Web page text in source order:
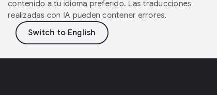
contenido a tu idioma preferido. Las traducciones
realizadas con IA pueden contener errores.